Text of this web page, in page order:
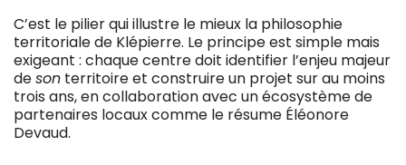
C’est le pilier qui illustre le mieux la philosophie
territoriale de Klépierre. Le principe est simple mais
exigeant : chaque centre doit identifier l’enjeu majeur
deson territoire et construire un projet sur au moins
trois ans, en collaboration avec un écosystème de
partenaires locaux comme le résume Éléonore
Devaud.